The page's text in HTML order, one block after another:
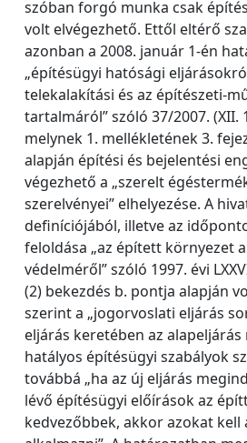
szóban forgó munka csak
volt elvégezhető. Ettől eltérő
azonban a 2008. január 1-én
„építésügyi hatósági
telekalakítási és az építészeti-
tartalmáról” szóló 37/2007. (XII.
melynek 1. mellékletének 3.
alapján építési és bejelentési
végezhető a „szerelt
szerelvényei” elhelyezése. A
definíciójából, illetve az
feloldása „az épített környezet
védelméről” szóló 1997. évi
(2) bekezdés b. pontja alapján
szerint a „jogorvoslati eljárás
eljárás keretében az
hatályos építésügyi szabályok
továbbá „ha az új eljárás
lévő építésügyi előírások az
kedvezőbbek, akkor azokat kell